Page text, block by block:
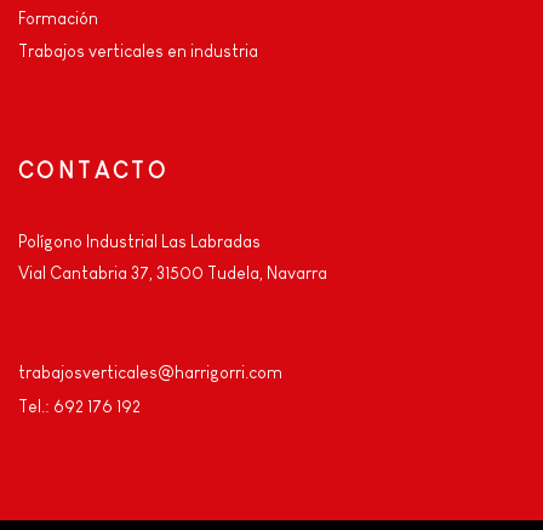
Formación
Trabajos verticales en industria
CONTACTO
Polígono Industrial Las Labradas
Vial Cantabria 37, 31500 Tudela, Navarra
trabajosverticales@harrigorri.com
Tel.: 692 176 192